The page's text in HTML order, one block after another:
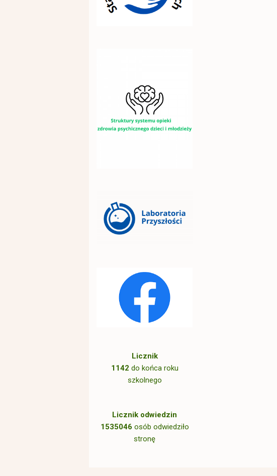
Licznik
1142 do końca roku
szkolnego
Licznik odwiedzin
1535046 osób odwiedziło
stronę